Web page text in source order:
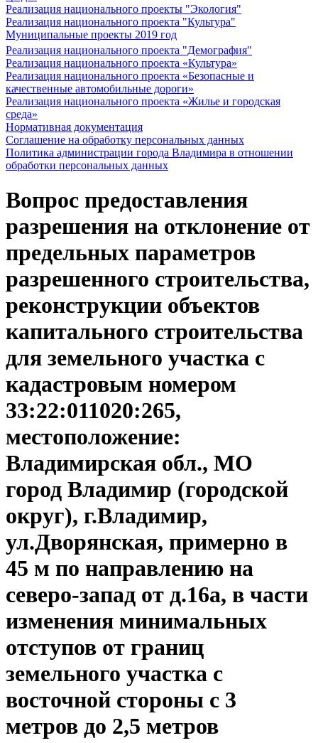
Реализация национального проекты "Экология"
Реализация национального проекта "Культура"
Муниципальные проекты 2019 год
Реализация национального проекта "Демография"
Реализация национального проекта «Культура»
Реализация национального проекта «Безопасные и
качественные автомобильные дороги»
Реализация национального проекта «Жилье и городская
среда»
Нормативная документация
Соглашение на обработку персональных данных
Политика администрации города Владимира в отношении
обработки персональных данных
Вопрос предоставления
разрешения на отклонение от
предельных параметров
разрешенного строительства,
реконструкции объектов
капитального строительства
для земельного участка с
кадастровым номером
33:22:011020:265,
местоположение:
Владимирская обл., МО
город Владимир (городской
округ), г.Владимир,
ул.Дворянская, примерно в
45 м по направлению на
северо-запад от д.16а, в части
изменения минимальных
отступов от границ
земельного участка с
восточной стороны с 3
метров до 2,5 метров